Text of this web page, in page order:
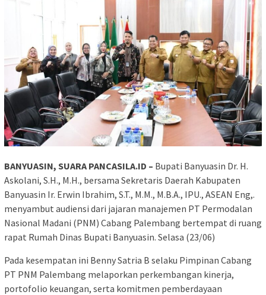
BANYUASIN, SUARA PANCASILA.ID – Bupati Banyuasin Dr. H.
Askolani, S.H., M.H., bersama Sekretaris Daerah Kabupaten
Banyuasin Ir. Erwin Ibrahim, S.T., M.M., M.B.A., IPU., ASEAN Eng,.
menyambut audiensi dari jajaran manajemen PT Permodalan
Nasional Madani (PNM) Cabang Palembang bertempat di ruang
rapat Rumah Dinas Bupati Banyuasin. Selasa (23/06)
Pada kesempatan ini Benny Satria B selaku Pimpinan Cabang
PT PNM Palembang melaporkan perkembangan kinerja,
portofolio keuangan, serta komitmen pemberdayaan